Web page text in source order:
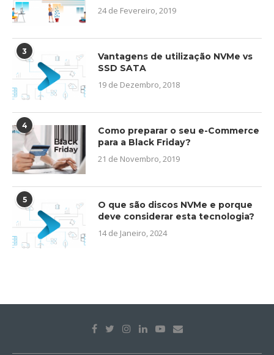
24 de Fevereiro, 2019
3
Vantagens de utilização NVMe vs
SSD SATA
19 de Dezembro, 2018
4
Como preparar o seu e-Commerce
para a Black Friday?
21 de Novembro, 2019
5
O que são discos NVMe e porque
deve considerar esta tecnologia?
14 de Janeiro, 2024